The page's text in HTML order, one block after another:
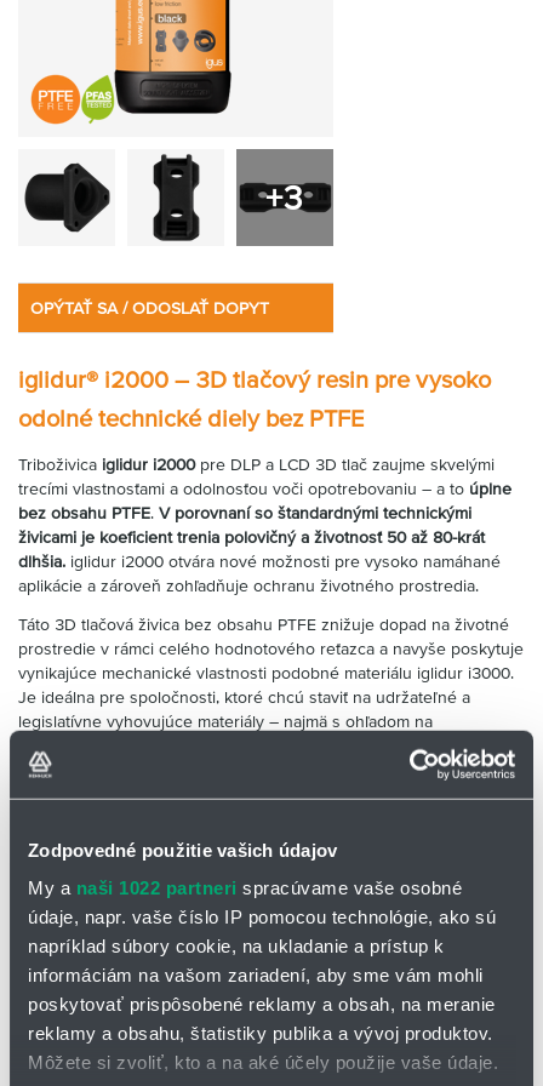
Zodpovedné použitie vašich údajov
My a naši 1022 partneri spracúvame vaše osobné
údaje, napr. vaše číslo IP pomocou technológie, ako sú
napríklad súbory cookie, na ukladanie a prístup k
informáciám na vašom zariadení, aby sme vám mohli
poskytovať prispôsobené reklamy a obsah, na meranie
reklamy a obsahu, štatistiky publika a vývoj produktov.
Môžete si zvoliť, kto a na aké účely použije vaše údaje.
+3
OPÝTAŤ SA / ODOSLAŤ DOPYT
iglidur® i2000 – 3D tlačový resin pre vysoko
odolné technické diely bez PTFE
Triboživica iglidur i2000pre DLP a LCD 3D tlač zaujme skvelými
trecími vlastnosťami a odolnosťou voči opotrebovaniu – a to úplne
bez obsahu PTFE. V porovnaní so štandardnými technickými
živicami je koeficient trenia polovičný a životnosť 50 až 80-krát
dlhšia. iglidur i2000 otvára nové možnosti pre vysoko namáhané
aplikácie a zároveň zohľadňuje ochranu životného prostredia.
Táto 3D tlačová živica bez obsahu PTFE znižuje dopad na životné
prostredie v rámci celého hodnotového reťazca a navyše poskytuje
vynikajúce mechanické vlastnosti podobné materiálu iglidur i3000.
Je ideálna pre spoločnosti, ktoré chcú staviť na udržateľné a
legislatívne vyhovujúce materiály – najmä s ohľadom na
💡Pokyny na spracovanie:
Keďže je potrebné zabrániť kontaktu
spracovanie by sa mala fľaša so živicou pred použitím dobre
pretrepať.
💡Ide o nebezpečnú látku, preto je doprava možná iba z Nemecka.
✅Hlavné oblasti použitia:automatizačné systémy, laboratórnu
techniku, medicínske zariadenia, pohyblivé a klzné komponenty,
malosériovú výrobu funkčných dielov.
Certifikáty a normy: